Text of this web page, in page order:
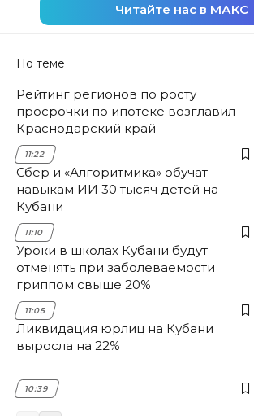
Читайте нас в МАКС
По теме
Рейтинг регионов по росту
просрочки по ипотеке возглавил
Краснодарский край
11:22
Сбер и «Алгоритмика» обучат
навыкам ИИ 30 тысяч детей на
Кубани
11:10
Уроки в школах Кубани будут
отменять при заболеваемости
гриппом свыше 20%
11:05
Ликвидация юрлиц на Кубани
выросла на 22%
10:39